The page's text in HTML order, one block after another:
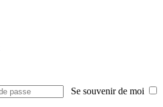
Se souvenir de moi